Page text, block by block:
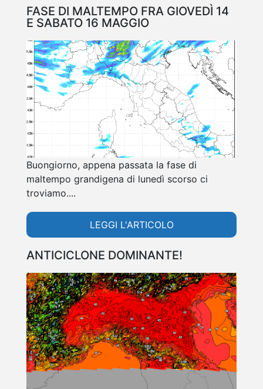
FASE DI MALTEMPO FRA GIOVEDÌ 14
E SABATO 16 MAGGIO
Buongiorno, appena passata la fase di
maltempo grandigena di lunedì scorso ci
troviamo....
LEGGI L'ARTICOLO
ANTICICLONE DOMINANTE!